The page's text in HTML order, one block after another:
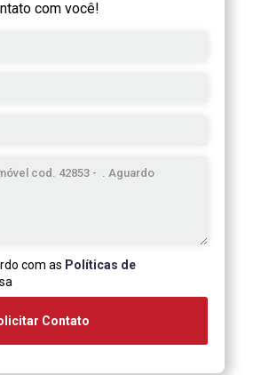
com você!
com as Políticas de
Contato